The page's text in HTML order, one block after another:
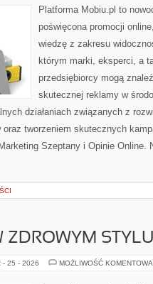
Platforma Mobiu.pl to
poświęcona promocji
wiedzę z zakresu
którym marki, eksperci, a
przedsiębiorcy mogą
skutecznej reklamy w
działaniach związanych z
tworzeniem skutecznych
Szeptany i Opinie Online.
ZDROWYM
- 25 - 2026 MOŻLIWOŚĆ